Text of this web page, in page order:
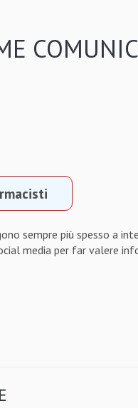
sempre più spesso a
media per far valere